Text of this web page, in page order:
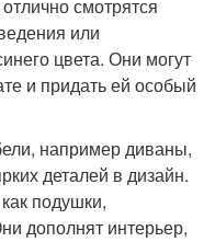
смотрятся
или
цвета. Они могут
и придать ей особый
например диваны,
деталей в дизайн.
подушки,
дополнят интерьер,